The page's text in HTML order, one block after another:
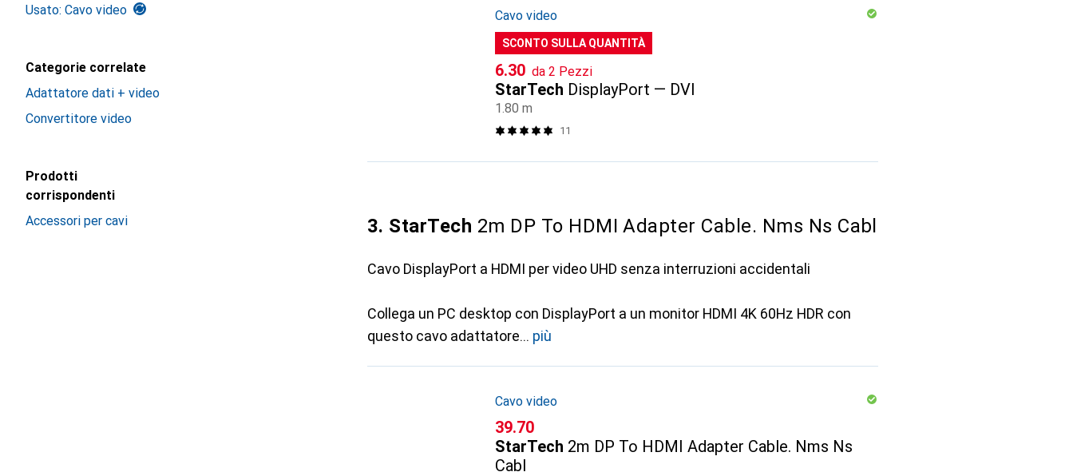
Usato: Cavo video
Categorie correlate
Adattatore dati + video
Convertitore video
Prodotti
corrispondenti
Accessori per cavi
Cavo video
SCONTO SULLA QUANTITÀ
CHF
6.30 da 2 Pezzi
StarTech DisplayPort — DVI
1.80 m
11
3. StarTech 2m DP To HDMI Adapter Cable. Nms Ns Cabl
Cavo DisplayPort a HDMI per video UHD senza interruzioni accidentali
Collega un PC desktop con DisplayPort a un monitor HDMI 4K 60Hz HDR con
questo cavo adattatore
più
Cavo video
CHF
39.70
StarTech 2m DP To HDMI Adapter Cable. Nms Ns
Cabl